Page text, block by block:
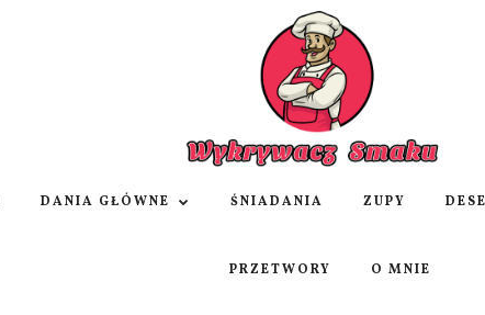
DANIA GŁÓWNE ŚNIADANIA ZUPY
PRZETWORY O MNIE